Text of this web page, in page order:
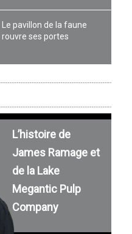
Le pavillon de la faune
rouvre ses portes
L’histoire de
James Ramage et
de la Lake
Megantic Pulp
Company